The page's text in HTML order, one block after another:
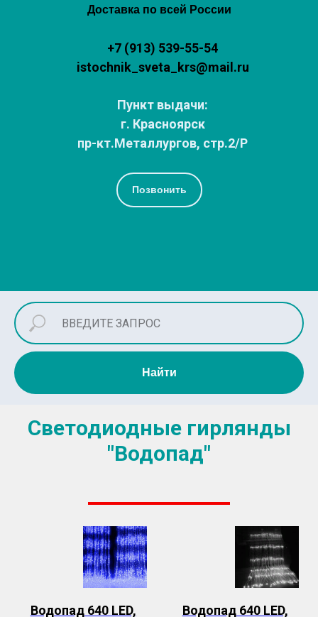
Доставка по всей России
+7 (913) 539-55-54
istochnik_sveta_krs@mail.ru
Пункт выдачи:
г. Красноярск
пр-кт.Металлургов, стр.2/Р
Позвонить
Найти
Светодиодныегирлянды
"Водопад"
Водопад 640 LED,
Водопад 640 LED,